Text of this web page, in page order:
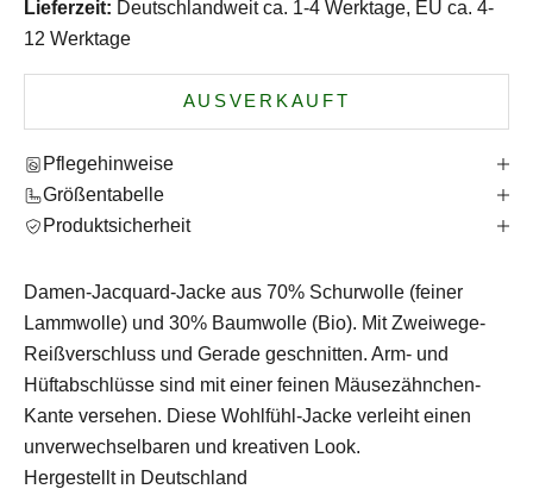
Lieferzeit: Deutschlandweit ca. 1-4 Werktage, EU ca. 4-
12 Werktage
AUSVERKAUFT
Pflegehinweise
Größentabelle
Produktsicherheit
Damen-Jacquard-Jacke aus 70% Schurwolle (feiner
Lammwolle) und 30% Baumwolle (Bio). Mit Zweiwege-
Reißverschluss und Gerade geschnitten. Arm- und
Hüftabschlüsse sind mit einer feinen Mäusezähnchen-
Kante versehen. Diese Wohlfühl-Jacke verleiht einen
unverwechselbaren und kreativen Look.
Hergestellt in Deutschland